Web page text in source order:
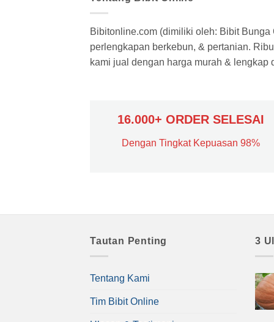
Bibitonline.com (dimiliki oleh: Bibit
perlengkapan berkebun, & pertanian.
kami jual dengan harga murah & lengkap
16.000+ ORDER SELESAI
Dengan Tingkat Kepuasan 98%
Tautan Penting
Tentang Kami
Tim Bibit Online
3